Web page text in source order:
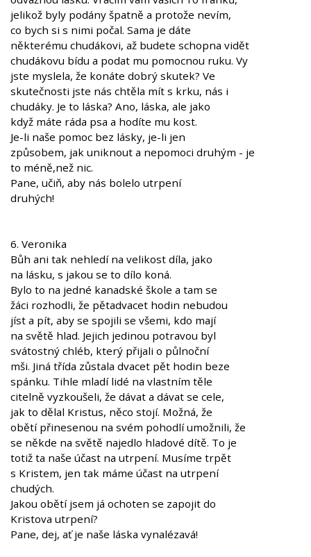
jelikož byly podány špatně a protože nevím,
co bych si s nimi počal. Sama je dáte
některému chudákovi, až budete schopna vidět
chudákovu bídu a podat mu pomocnou ruku. Vy
jste myslela, že konáte dobrý skutek? Ve
skutečnosti jste nás chtěla mít s krku, nás i
chudáky. Je to láska? Ano, láska, ale jako
když máte ráda psa a hodíte mu kost.
Je-li naše pomoc bez lásky, je-li jen
způsobem, jak uniknout a nepomoci druhým - je
to méně,než nic.
Pane, učiň, aby nás bolelo utrpení
druhých!
6. Veronika
Bůh ani tak nehledí na velikost díla, jako
na lásku, s jakou se to dílo koná.
Bylo to na jedné kanadské škole a tam se
žáci rozhodli, že pětadvacet hodin nebudou
jíst a pít, aby se spojili se všemi, kdo mají
na světě hlad. Jejich jedinou potravou byl
svátostný chléb, který přijali o půlnoční
mši. Jiná třída zůstala dvacet pět hodin beze
spánku. Tihle mladí lidé na vlastním těle
citelně vyzkoušeli, že dávat a dávat se cele,
jak to dělal Kristus, něco stojí. Možná, že
obětí přinesenou na svém pohodlí umožnili, že
se někde na světě najedlo hladové dítě. To je
totiž ta naše účast na utrpení. Musíme trpět
s Kristem, jen tak máme účast na utrpení
chudých.
Jakou obětí jsem já ochoten se zapojit do
Kristova utrpení?
Pane, dej, ať je naše láska vynalézavá!